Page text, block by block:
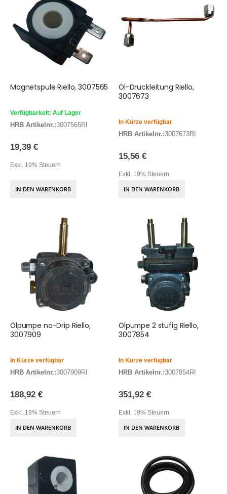
Magnetspule Riello, 3007565
Verfügbarkeit: Auf Lager
HRB Artikelnr.:3007565RI
19,39 €
Exkl. 19% Steuern
IN DEN WARENKORB
Öl-Druckleitung Riello,
3007673
In Kürze verfügbar
HRB Artikelnr.:3007673RI
15,56 €
Exkl. 19% Steuern
IN DEN WARENKORB
Ölpumpe no-Drip Riello,
3007909
In Kürze verfügbar
HRB Artikelnr.:3007909RI
188,92 €
Exkl. 19% Steuern
IN DEN WARENKORB
Ölpumpe 2 stufig Riello,
3007854
In Kürze verfügbar
HRB Artikelnr.:3007854RI
351,92 €
Exkl. 19% Steuern
IN DEN WARENKORB